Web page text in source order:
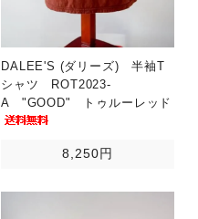
DALEE'S (ダリーズ) 半袖T
シャツ ROT2023-
A "GOOD" トゥルーレッド
8,250円